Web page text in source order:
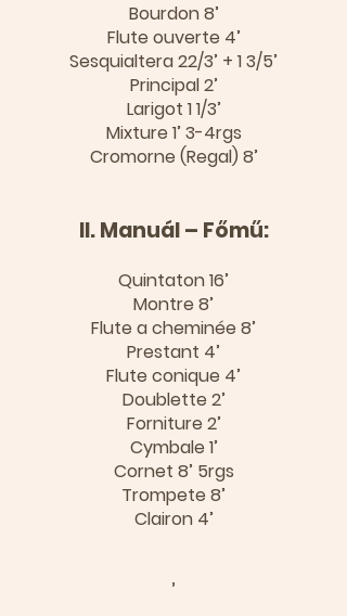
Bourdon 8’
Flute ouverte 4’
Sesquialtera 22/3’ + 1 3/5’
Principal 2’
Larigot 1 1/3’
Mixture 1’ 3-4rgs
Cromorne (Regal) 8’
II. Manuál – Főmű:
Quintaton 16’
Montre 8’
Flute a cheminée 8’
Prestant 4’
Flute conique 4’
Doublette 2’
Forniture 2’
Cymbale 1’
Cornet 8’ 5rgs
Trompete 8’
Clairon 4’
’